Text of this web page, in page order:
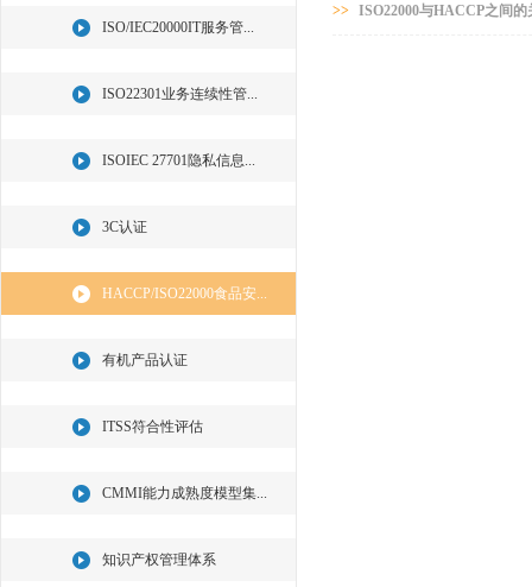
ISO/IEC20000IT服务管...
ISO22301业务连续性管...
ISOIEC 27701隐私信息...
3C认证
HACCP/ISO22000食品安...
有机产品认证
ITSS符合性评估
CMMI能力成熟度模型集...
知识产权管理体系
>> ISO22000与HACCP之间的